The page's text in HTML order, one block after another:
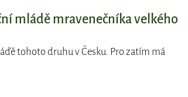
mládě mravenečníka velkého
tohoto druhu v Česku. Pro zatím má